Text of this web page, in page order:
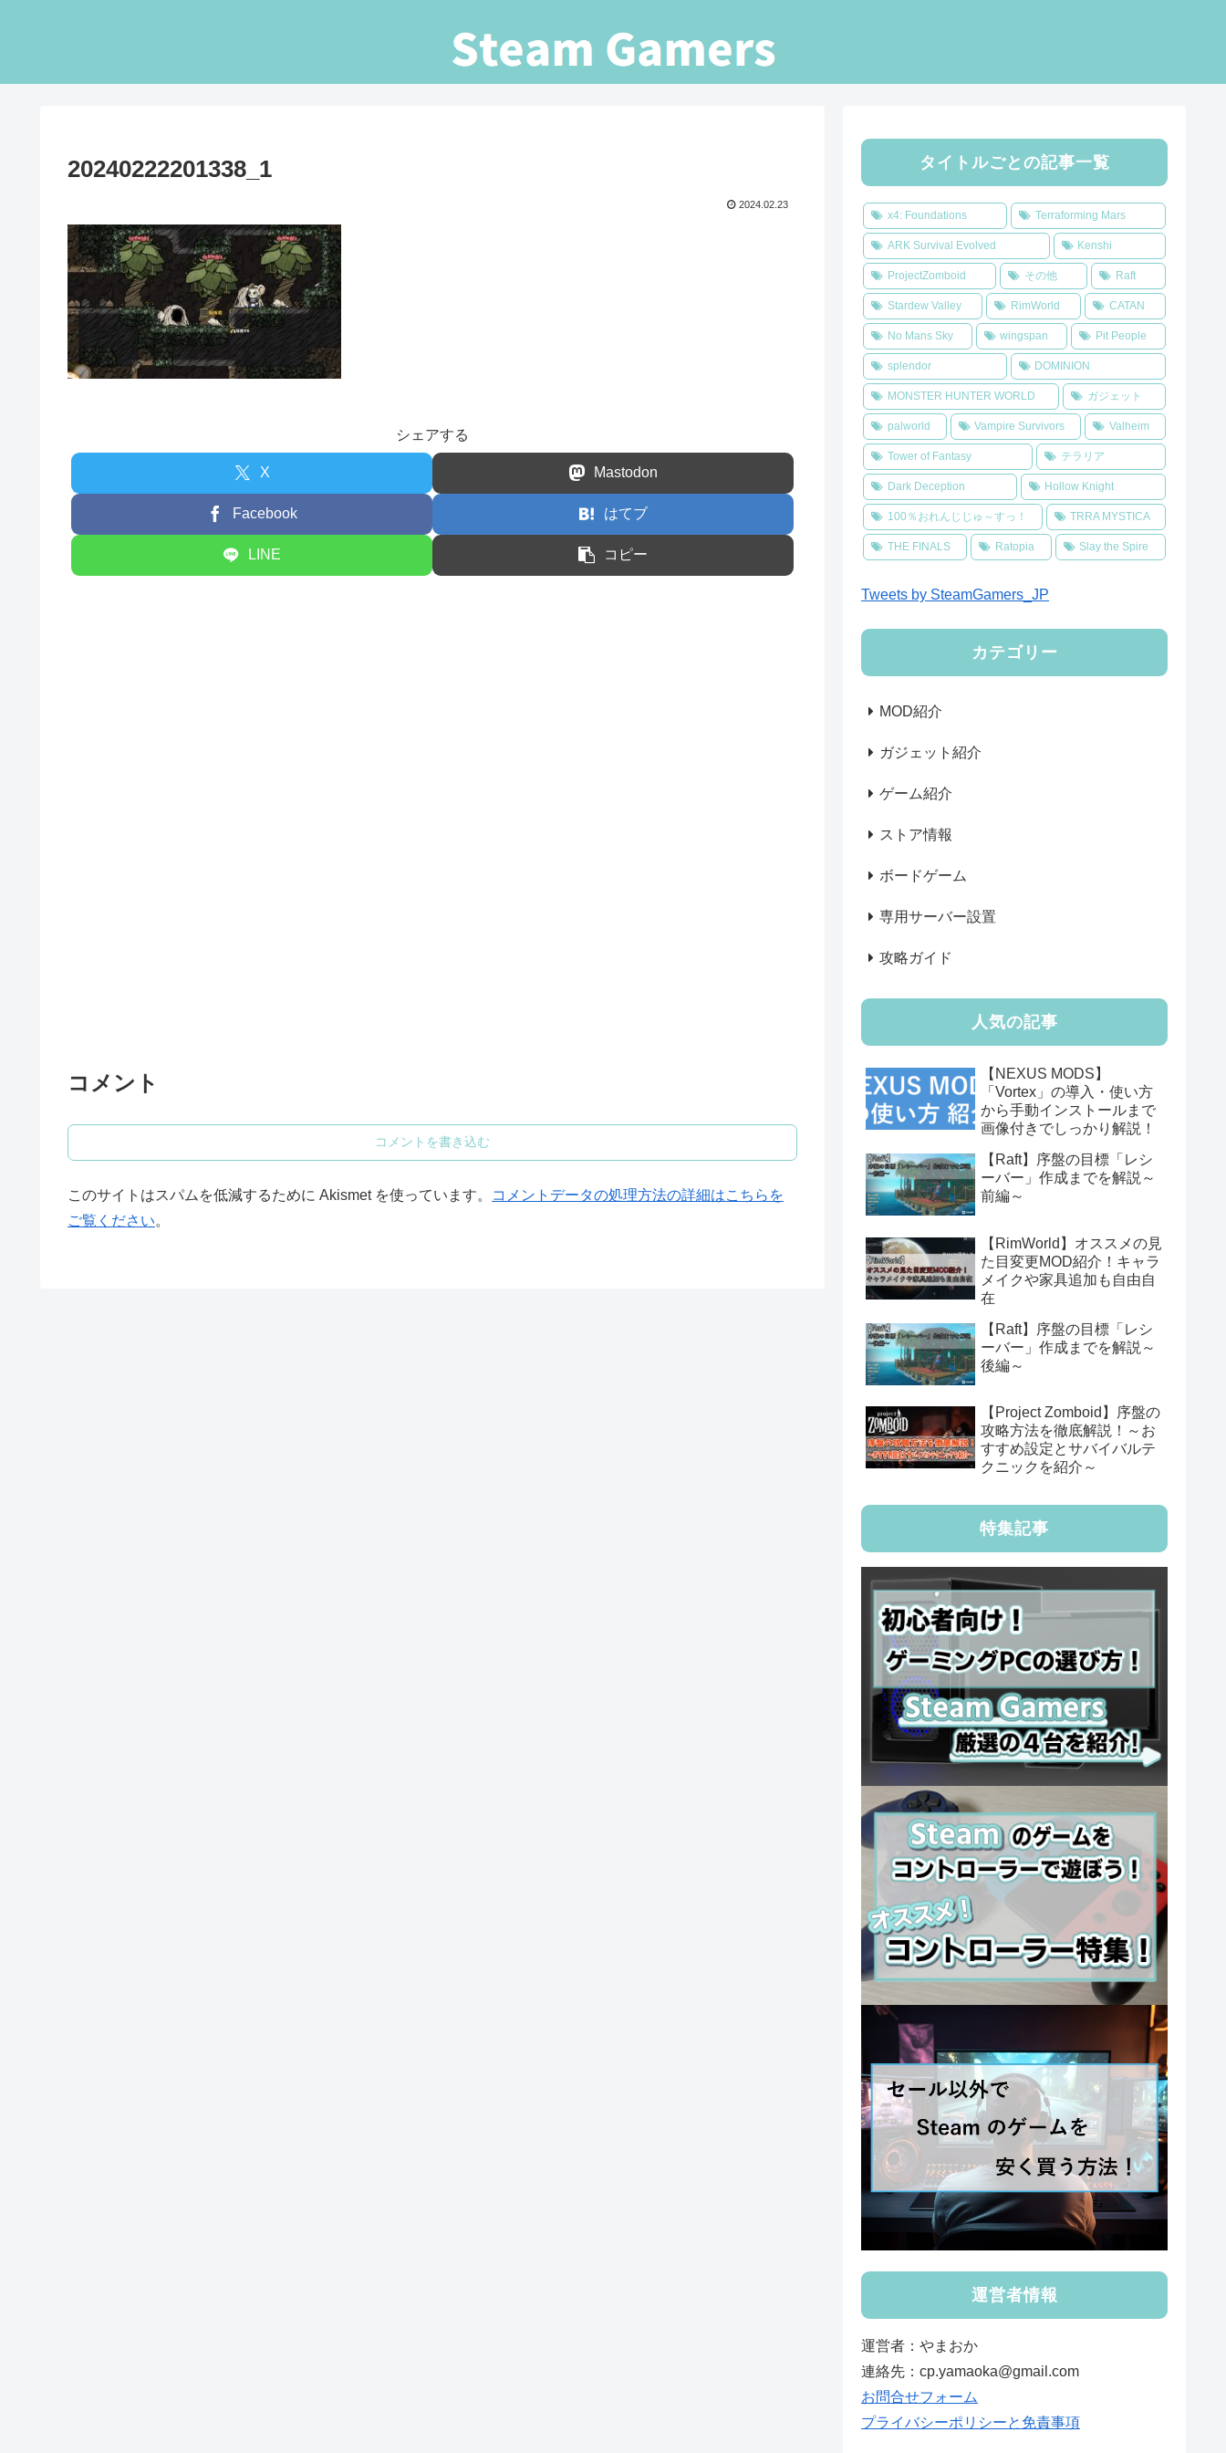
20240222201338_1
2024.02.23
シェアする
X Mastodon
Facebook はてブ
LINE コピー
コメント
コメントを書き込む
このサイトはスパムを低減するために Akismet を使っています。
コメントデータの処理方法の詳細はこちらを
ご覧ください。
タイトルごとの記事一覧
x4: Foundations Terraforming Mars
ARK Survival Evolved Kenshi
ProjectZomboid その他 Raft
Stardew Valley RimWorld CATAN
No Mans Sky wingspan Pit People
splendor DOMINION
MONSTER HUNTER WORLD ガジェット
palworld Vampire Survivors Valheim
Tower of Fantasy テラリア
Dark Deception Hollow Knight
100％おれんじじゅ～すっ！ TRRA MYSTICA
THE FINALS Ratopia Slay the Spire
Tweets by SteamGamers_JP
カテゴリー
MOD紹介
ガジェット紹介
ゲーム紹介
ストア情報
ボードゲーム
専用サーバー設置
攻略ガイド
人気の記事
【NEXUS MODS】
「Vortex」の導入・使い方
から手動インストールまで
画像付きでしっかり解説！
【Raft】序盤の目標「レシ
ーバー」作成までを解説～
前編～
【RimWorld】オススメの見
た目変更MOD紹介！キャラ
メイクや家具追加も自由自
在
【Raft】序盤の目標「レシ
ーバー」作成までを解説～
後編～
【Project Zomboid】序盤の
攻略方法を徹底解説！～お
すすめ設定とサバイバルテ
クニックを紹介～
特集記事
運営者情報
運営者：やまおか
連絡先：cp.yamaoka@gmail.com
お問合せフォーム
プライバシーポリシーと免責事項